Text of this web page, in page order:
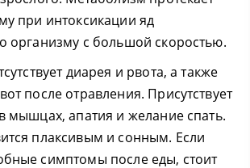
при интоксикации яд
организму с большой скоростью.
диарея и рвота, а также
после отравления. Присутствует
мышцах, апатия и желание спать.
плаксивым и сонным. Если
симптомы после еды, стоит